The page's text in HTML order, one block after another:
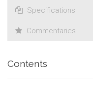
Specifications
Commentaries
Contents